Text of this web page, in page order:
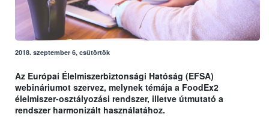
2018. szeptember 6, csütörtök
Az Európai Élelmiszerbiztonsági Hatóság (EFSA)
webináriumot szervez, melynek témája a FoodEx2
élelmiszer-osztályozási rendszer, illetve útmutató a
rendszer harmonizált használatához.